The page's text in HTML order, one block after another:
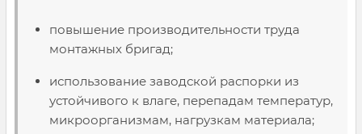
повышение производительности труда
монтажных бригад;
использование заводской распорки из
устойчивого к влаге, перепадам температур,
микроорганизмам, нагрузкам материала;